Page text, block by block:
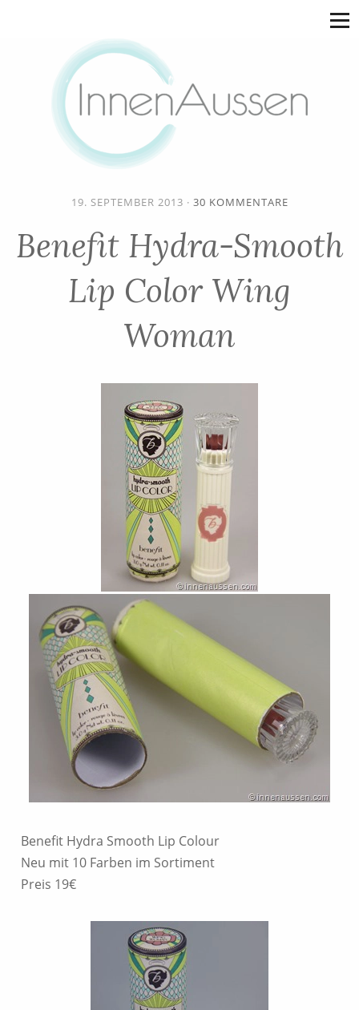
19. SEPTEMBER 2013 · 30 KOMMENTARE
Benefit Hydra-Smooth
Lip Color Wing
Woman
Benefit Hydra Smooth Lip Colour
Neu mit 10 Farben im Sortiment
Preis 19€